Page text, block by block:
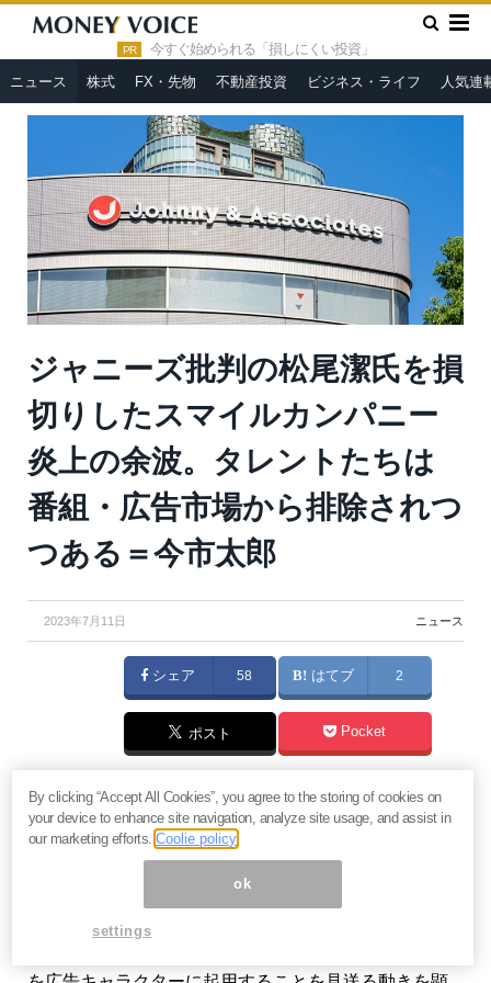
PR 今すぐ始められる「損しにくい投資」
ニュース 株式 FX・先物 不動産投資 ビジネス・ライフ 人気連
HOME » ニュース »
ジャニーズ批判の松尾潔氏を損切りしたス
マイルカンパニー炎上の余波。タレントたちは番組・広告市場から
ジャニーズ批判の松尾潔氏を損
切りしたスマイルカンパニー
炎上の余波。タレントたちは
番組・広告市場から排除されつ
つある＝今市太郎
2023年7月11日 ニュース
シェア 58 はてブ 2
ポスト Pocket
売れっ子音楽プロデューサーである松尾潔氏が7月1
日、ジャニーズ批判を理由に15年間在籍していたスマ
イルカンパニーから突然にマネジメント契約を解除さ
れたことをツイッターで呟いたことから、大きな騒ぎ
By clicking “Accept All Cookies”, you agree to the storing of cookies on
your device to enhance site navigation, analyze site usage, and assist in
our marketing efforts.Coolie policy
ok
settings